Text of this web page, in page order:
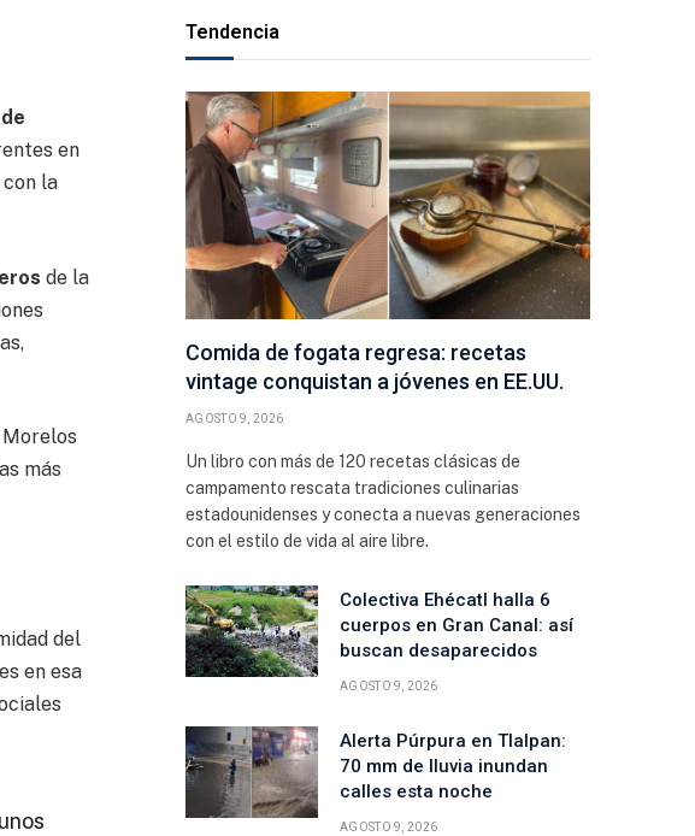
en
la
de la
más
del
en esa
Tendencia
Comida de fogata regresa: recetas
vintage conquistan a jóvenes en EE.UU.
AGOSTO 9, 2026
Un libro con más de 120 recetas clásicas de
campamento rescata tradiciones culinarias
estadounidenses y conecta a nuevas generaciones
con el estilo de vida al aire libre.
Colectiva Ehécatl halla 6
cuerpos en Gran Canal: así
buscan desaparecidos
AGOSTO 9, 2026
Alerta Púrpura en Tlalpan:
70 mm de lluvia inundan
calles esta noche
AGOSTO 9, 2026